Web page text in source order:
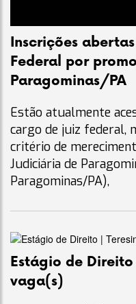
Inscrições
Federal por
Paragominas/PA
Estão atualmente
cargo de juiz federal,
critério de
Judiciária de
Paragominas/PA),
Estágio de Direito
vaga(s)